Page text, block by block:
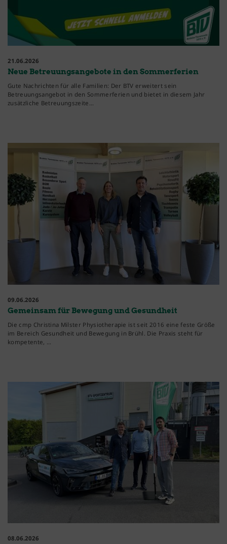
21.06.2026
Neue Betreuungsangebote in den Sommerferien
Gute Nachrichten für alle Familien: Der BTV erweitert sein
Betreuungsangebot in den Sommerferien und bietet in diesem Jahr
zusätzliche Betreuungszeite…
09.06.2026
Gemeinsam für Bewegung und Gesundheit
Die cmp Christina Milster Physiotherapie ist seit 2016 eine feste Größe
im Bereich Gesundheit und Bewegung in Brühl. Die Praxis steht für
kompetente, …
08.06.2026